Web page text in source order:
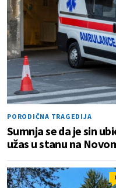
PORODIČNA TRAGEDIJA
Sumnja se da je sin
užas u stanu na